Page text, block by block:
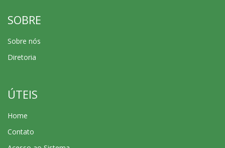
SOBRE
Sobre nós
Diretoria
ÚTEIS
Home
Contato